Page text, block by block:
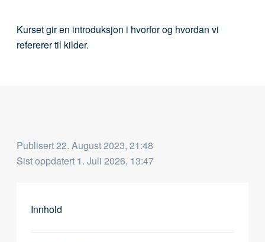
Kurset gir en introduksjon i hvorfor og hvordan vi
refererer til kilder.
Publisert22. August 2023, 21:48
Sist oppdatert 1. Juli 2026, 13:47
Innhold